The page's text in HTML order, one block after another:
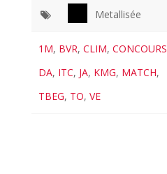
Metallisée
1M, BVR,CLIM,CONCOURS
DA, ITC, JA, KMG, MATCH,
TBEG, TO,VE